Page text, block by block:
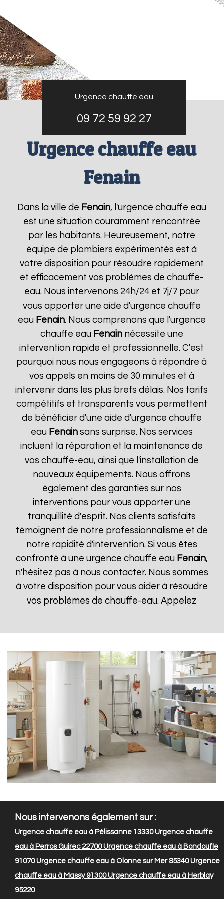
Urgence chauffe eau
09 72 59 92 27
Urgence chauffe eau
Fenain
Dans la ville de Fenain, l'urgence chauffe eau
est une situation couramment rencontrée
par les habitants. Heureusement, notre
équipe de plombiers expérimentés est à
votre disposition pour résoudre rapidement
et efficacement vos problèmes de chauffe-
eau. Nous intervenons 24h/24 et 7j/7 pour
vous apporter une aide d'urgence chauffe
eau Fenain. Nous comprenons que l'urgence
chauffe eau Fenainnécessite une
intervention rapide et professionnelle. C'est
pourquoi nous nous engageons à répondre à
vos appels en moins de 30 minutes et à
intervenir dans les plus brefs délais. Nos tarifs
compétitifs et transparents vous permettent
de bénéficier d'une aide d'urgence chauffe
eau Fenainsans surprise. Nos services
incluent la réparation et la maintenance de
vos chauffe-eau, ainsi que l'installation de
nouveaux équipements. Nous offrons
également des garanties sur nos
interventions pour vous apporter une
tranquillité d'esprit. Nos clients satisfaits
témoignent de notre professionnalisme et de
notre rapidité d'intervention. Si vous êtes
confronté à une urgence chauffe eau Fenain,
n'hésitez pas à nous contacter. Nous sommes
à votre disposition pour vous aider à résoudre
vos problèmes de chauffe-eau. Appelez
Nous intervenons également sur :
Urgence chauffe eau à Pélissanne 13330Urgence chauffe
eau à Perros Guirec 22700Urgence chauffe eau à Bondoufle
91070Urgence chauffe eau à Olonne sur Mer 85340Urgence
chauffe eau à Massy 91300Urgence chauffe eau à Herblay
95220